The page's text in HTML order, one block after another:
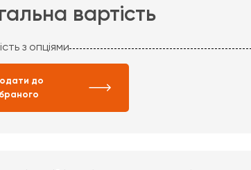
вартість
з опціями
до